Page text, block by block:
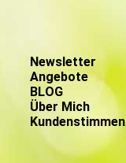
Newsletter
Angebote
BLOG
Über Mich
Kundenstimmen